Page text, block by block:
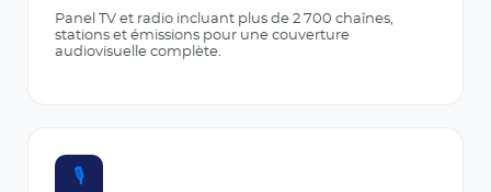
Panel TV et radio incluant plus de 2 700 chaînes,
stations et émissions pour une couverture
audiovisuelle complète.
🎙️